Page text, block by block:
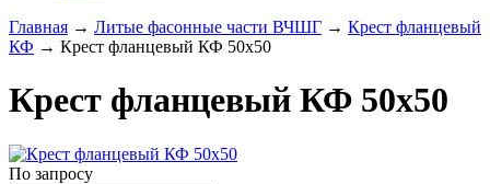
Главная → Литые фасонные части ВЧШГ → Крест фланцевый
КФ → Крест фланцевый КФ 50х50
Крест фланцевый КФ 50х50
По запросу